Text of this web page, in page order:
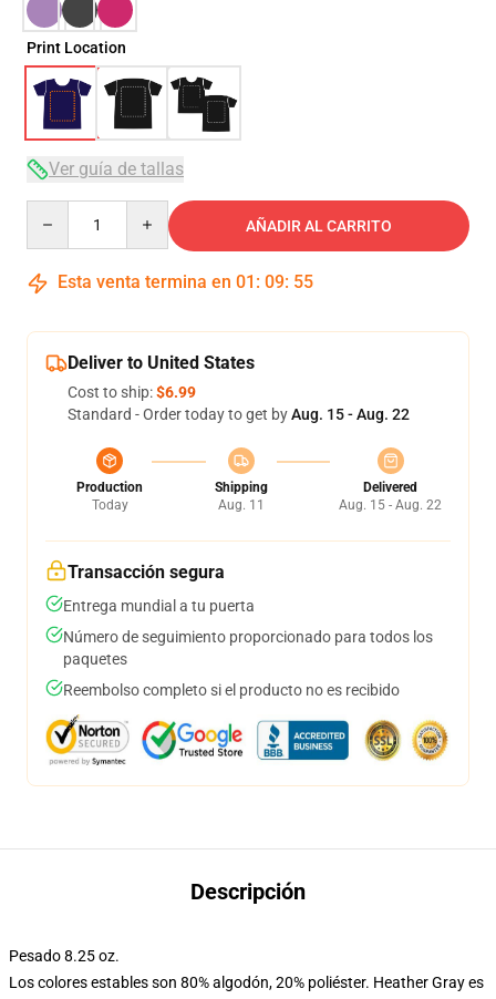
Print Location
Ver guía de tallas
AÑADIR AL CARRITO
Esta venta termina en 01 : 09: 54
Deliver to United States
Cost to ship:$6.99
Standard - Order today to get byAug. 15 - Aug. 22
Production
Today
Shipping
Aug. 11
Delivered
Aug. 15 - Aug. 22
Transacción segura
Entrega mundial a tu puerta
Número de seguimiento proporcionado para todos los
paquetes
Reembolso completo si el producto no es recibido
Descripción
Pesado 8.25 oz.
Los colores estables son 80% algodón, 20% poliéster. Heather Gray es